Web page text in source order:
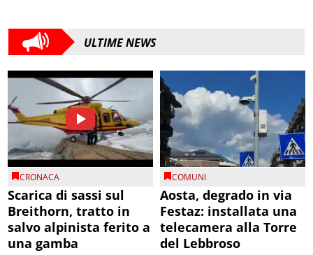
ULTIME NEWS
CRONACA
Scarica di sassi sul
Breithorn, tratto in
salvo alpinista ferito a
una gamba
COMUNI
Aosta, degrado in via
Festaz: installata una
telecamera alla Torre
del Lebbroso